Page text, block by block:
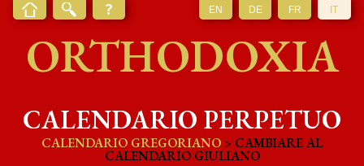
EN DE FR IT
ORTHODOXIA
CALENDARIO PERPETUO
CALENDARIO GREGORIANO> CAMBIARE AL
CALENDARIO GIULIANO